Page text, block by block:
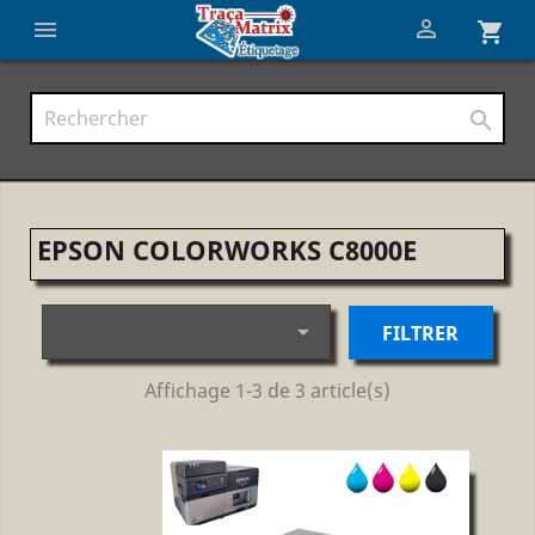
 shopping_cart


EPSON COLORWORKS C8000E
 FILTRER
Affichage 1-3 de 3 article(s)